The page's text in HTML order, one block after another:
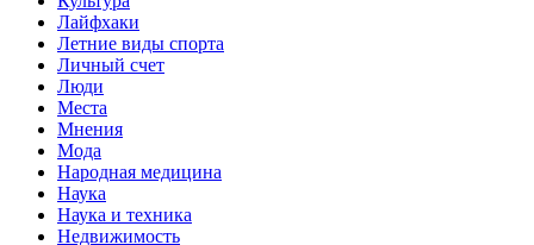
Лайфхаки
Летние виды спорта
Личный счет
Люди
Места
Мнения
Мода
Народная медицина
Наука
Наука и техника
Недвижимость